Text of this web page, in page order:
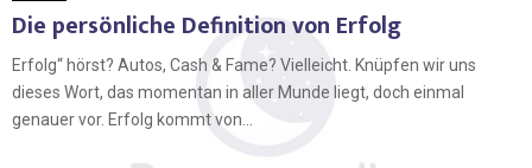
Die persönliche Definition von Erfolg
Erfolg“ hörst? Autos, Cash & Fame? Vielleicht. Knüpfen wir uns
dieses Wort, das momentan in aller Munde liegt, doch einmal
genauer vor. Erfolg kommt von...